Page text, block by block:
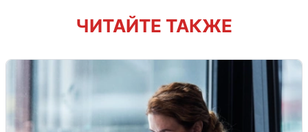
ЧИТАЙТЕ ТАКЖЕ